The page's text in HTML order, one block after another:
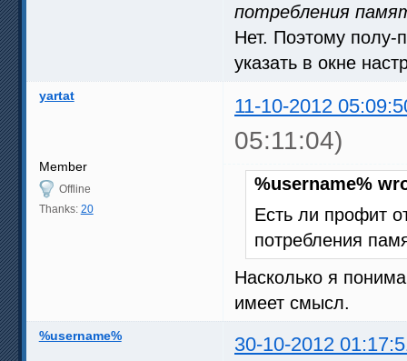
потребления
Нет. Поэтому полу-
указать в окне
yartat 11-10-2012
05:11:04)
Member
Offline
Thanks: 20
%username%
Есть ли профит
потребления
Насколько я
имеет смысл.
%username% 30-10-2012